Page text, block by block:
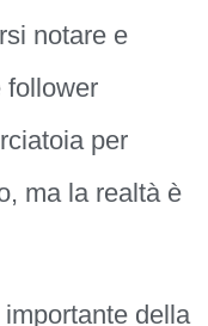
notare e
follower
per
ma la realtà è
della